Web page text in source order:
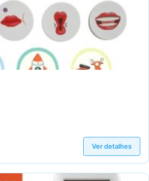
Ver detalhes